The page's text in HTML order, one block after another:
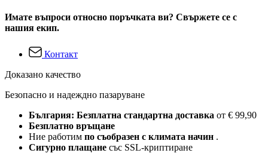
Имате въпроси относно поръчката ви? Свържете се с
нашия екип.
Контакт
Доказано качество
Безопасно и надеждно пазаруване
България: Безплатна стандартна доставка от € 99,90
Безплатно връщане
Ние работим по съобразен с климата начин .
Сигурно плащане със SSL-криптиране